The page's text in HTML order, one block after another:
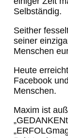
Selbständig.
Seither
seiner
Menschen
Heute
Facebook
Menschen.
Maxim ist